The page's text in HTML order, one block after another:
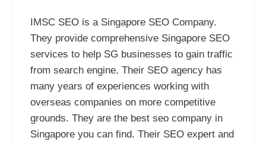
IMSC SEO is a Singapore SEO Company.
They provide comprehensive Singapore SEO
services to help SG businesses to gain traffic
from search engine. Their SEO agency has
many years of experiences working with
overseas companies on more competitive
grounds. They are the best seo company in
Singapore you can find. Their SEO expert and